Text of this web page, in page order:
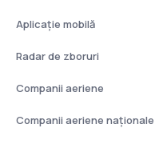
Aplicație mobilă
Radar de zboruri
Companii aeriene
Companii aeriene naţionale